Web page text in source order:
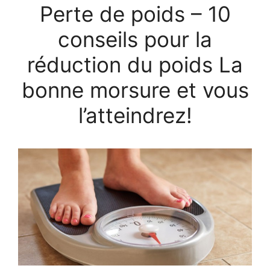
Perte de poids – 10
conseils pour la
réduction du poids La
bonne morsure et vous
l’atteindrez!